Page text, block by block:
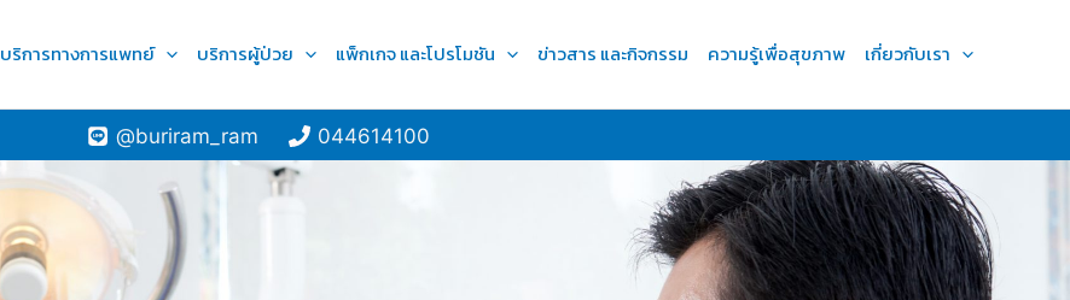
บริการทางการแพทย์ บริการผู้ป่วย แพ็กเกจ และโปรโมชัน ข่าวสาร และกิจกรรม ความรู้เพื่อสุขภาพ เกี่ยวกับเรา
@buriram_ram 044614100